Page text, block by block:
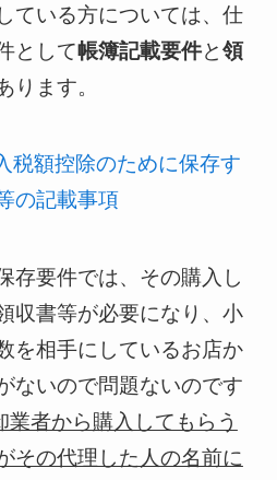
ている方については、仕
として帳簿記載要件と領
ります。
額控除のために保存す
の記載事項
存要件では、その購入し
収書等が必要になり、小
を相手にしているお店か
ないので問題ないのです
業者から購入してもらう
その代理した人の名前に